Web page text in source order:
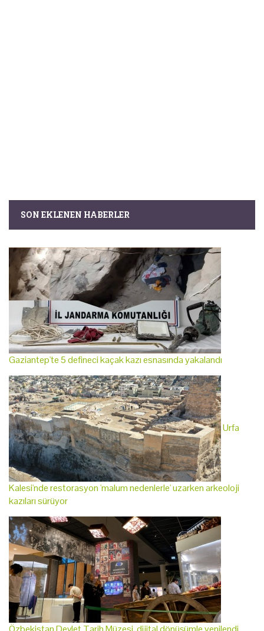
SON EKLENEN HABERLER
Gaziantep'te 5 defineci kaçak kazı esnasında yakalandı
Urfa
Kalesi'nde restorasyon 'malum nedenlerle' uzarken arkeoloji
kazıları sürüyor